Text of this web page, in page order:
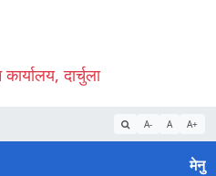
दार्चुला
A- A A+
मेनु